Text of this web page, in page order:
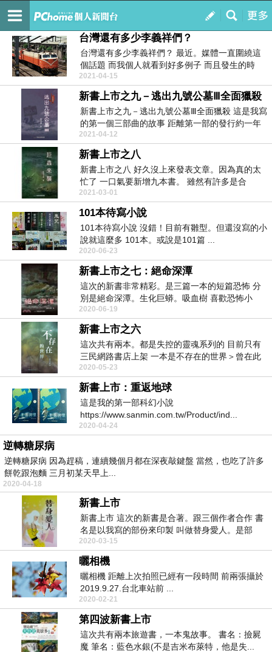
我的
訂閱
吉米布萊特__Jimmy_Bright__藍色水銀
台灣還有多少李義祥們？
台灣還有多少李義祥們？ 最近。媒體一直圍繞這
個話題 而我個人就看到好多例子 而且發生的時
間...
2021-04-15
新書上市之九－逃出九號公墓Ⅲ全面獵殺
新書上市之九－逃出九號公墓Ⅲ全面獵殺 這是我寫
的第一個三部曲的故事 距離第一部的發行約一年
半...
2021-04-12
新書上市之八
新書上市之八 好久沒上來發表文章。因為真的太
忙了 一口氣要新增九本書。 雖然有許多是合
著。...
2021-03-01
101本待寫小說
101本待寫小說 沒錯！目前有雛型。但還沒寫的小
說就這麼多 101本。或說是101篇 ...
2020-06-23
新書上市之七：絕命深潭
這次的新書非常精彩。是三篇一本的短篇恐怖 分
別是絕命深潭。生化巨蟒。吸血樹 喜歡恐怖小
說...
2020-06-19
新書上市之六
這次共有兩本。都是失控的靈魂系列的 目前只有
三民網路書店上架 一本是不存在的世界＞曾在此
發...
2020-05-23
新書上市：重返地球
這是我的第一部科幻小說
https://www.sanmin.com.tw/Product/ind...
2020-04-24
逆轉糖尿病
逆轉糖尿病 因為趕稿，連續幾個月都在深夜敲鍵盤 當然，也吃了許多
餅乾跟泡麵 三月初某天早上...
2020-04-18
新書上市
新書上市 這次的新書是合著。跟三個作者合作 書
名是以我寫的部份來印製 叫做替身愛人。是部
蠻...
2020-03-15
曬相機
曬相機 距離上次拍照已經有一段時間 前兩張攝於
2019.9.27.台北車站前 ...
2020-02-21
第四波新書上市
這次共有兩本旅遊書，一本鬼故事。 書名：撿屍
魔 筆名：藍色水銀(不是吉米布萊特，他是失...